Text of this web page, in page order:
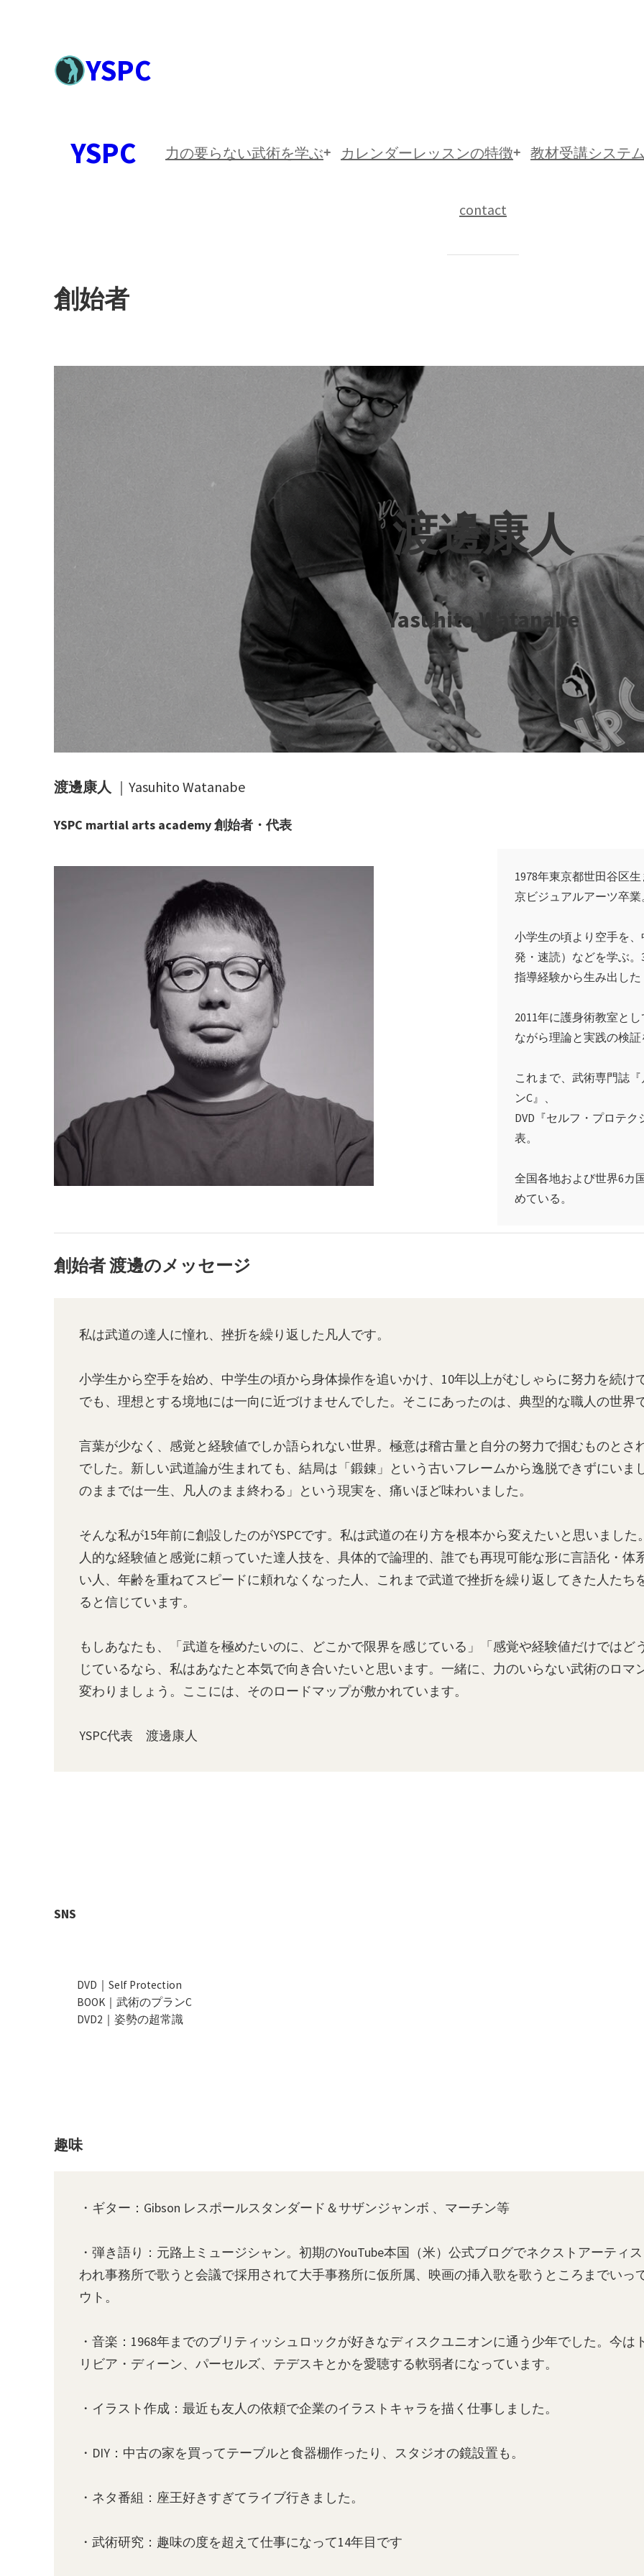
YSPC
YSPC 力の要らない武術を学ぶ カレンダーレッスンの特徴 教材受講システ
contact
創始者
渡邊康人
Yasuhito Watanabe
渡邊康人 ｜Yasuhito Watanabe
YSPC martial arts academy 創始者・代表
1978年東京都世田谷区
京ビジュアルアーツ卒業
小学生の頃より空手を
発・速読）などを学ぶ
指導経験から生み出した
2011年に護身術教室と
ながら理論と実践の検
これまで、武術専門誌
ンC』、
DVD『セルフ・プロテ
表。
全国各地および世界6カ
めている。
創始者 渡邊のメッセージ
私は武道の達人に憧れ、挫折を繰り返した凡人です。
小学生から空手を始め、中学生の頃から身体操作を追いかけ、10年以上がむしゃらに努力を続
でも、理想とする境地には一向に近づけませんでした。そこにあったのは、典型的な職人の世界
言葉が少なく、感覚と経験値でしか語られない世界。極意は稽古量と自分の努力で掴むものと
でした。新しい武道論が生まれても、結局は「鍛錬」という古いフレームから逸脱できずにい
のままでは一生、凡人のまま終わる」という現実を、痛いほど味わいました。
そんな私が15年前に創設したのがYSPCです。私は武道の在り方を根本から変えたいと思いまし
人的な経験値と感覚に頼っていた達人技を、具体的で論理的、誰でも再現可能な形に言語化・
い人、年齢を重ねてスピードに頼れなくなった人、これまで武道で挫折を繰り返してきた人た
ると信じています。
もしあなたも、「武道を極めたいのに、どこかで限界を感じている」「感覚や経験値だけでは
じているなら、私はあなたと本気で向き合いたいと思います。一緒に、力のいらない武術のロ
変わりましょう。ここには、そのロードマップが敷かれています。
YSPC代表　渡邊康人
SNS
DVD｜Self Protection
BOOK｜武術のプランC
DVD2｜姿勢の超常識
趣味
・ギター：Gibson レスポールスタンダード＆サザンジャンボ 、マーチン等
・弾き語り：元路上ミュージシャン。初期のYouTube本国（米）公式ブログでネクストアーティ
われ事務所で歌うと会議で採用されて大手事務所に仮所属、映画の挿入歌を歌うところまでい
ウト。
・音楽：1968年までのブリティッシュロックが好きなディスクユニオンに通う少年でした。今
リビア・ディーン、パーセルズ、テデスキとかを愛聴する軟弱者になっています。
・イラスト作成：最近も友人の依頼で企業のイラストキャラを描く仕事しました。
・DIY：中古の家を買ってテーブルと食器棚作ったり、スタジオの鏡設置も。
・ネタ番組：座王好きすぎてライブ行きました。
・武術研究：趣味の度を超えて仕事になって14年目です